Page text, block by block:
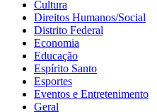
Cultura
Direitos Humanos/Social
Distrito Federal
Economia
Educação
Espírito Santo
Esportes
Eventos e Entretenimento
Geral